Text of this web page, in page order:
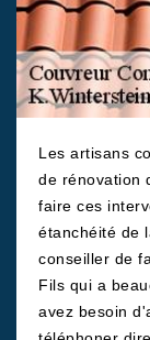
Les artisans
de rénovation
faire ces
étanchéité de
conseiller de
Fils qui a
avez besoin